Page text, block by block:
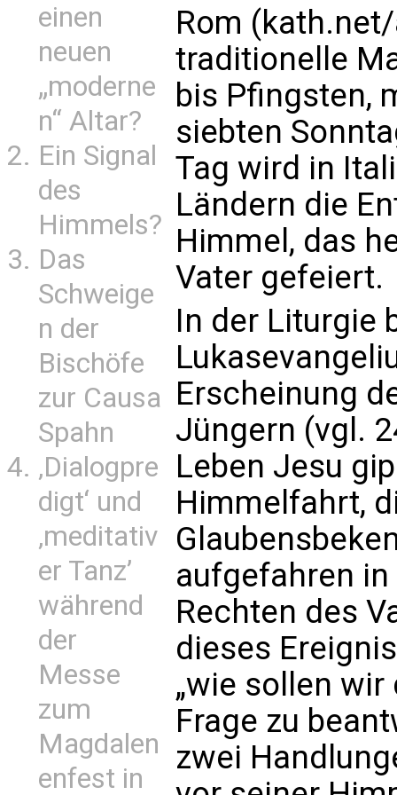
einen
neuen
„moderne
n“ Altar?
Ein Signal
des
Himmels?
Das
Schweige
n der
Bischöfe
zur Causa
Spahn
‚Dialogpre
digt‘ und
‚meditativ
er Tanz’
während
der
Messe
zum
Magdalen
enfest in
Rom
traditionelle
bis Pfingsten,
siebten
Tag wird in
Ländern die
Himmel, das
Vater gefeiert.
In der Liturgie
Erscheinung
Jüngern (vgl.
Leben Jesu
Himmelfahrt,
aufgefahren
Rechten des
dieses
„wie sollen
Frage zu
zwei